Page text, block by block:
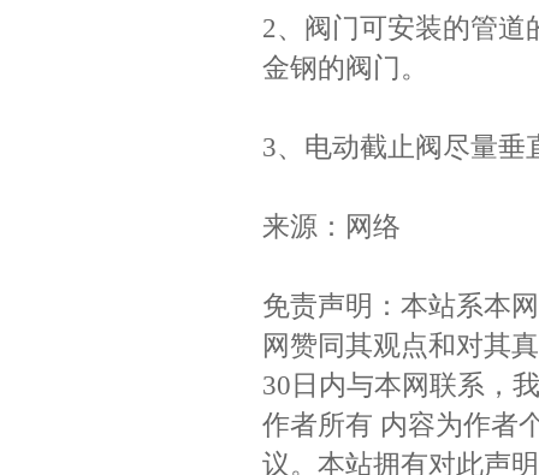
2、阀门可安装的管道
金钢的阀门。
3、电动截止阀尽量垂
来源：网络
免责声明：本站系本
网赞同其观点和对其
30日内与本网联系，
作者所有 内容为作者
议。本站拥有对此声